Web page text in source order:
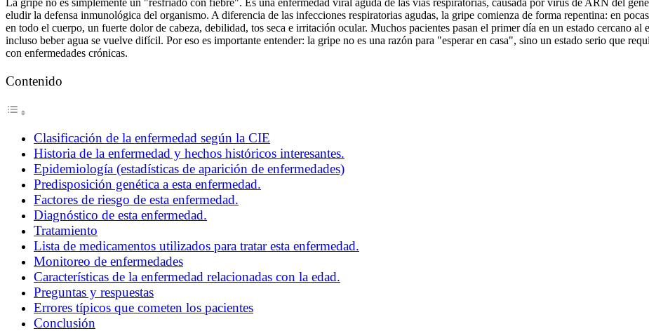
La gripe no es simplemente un "resfriado con fiebre". Es una enfermedad viral aguda de las vías respiratorias, causada por virus de ARN del
eludir la defensa inmunológica del organismo. A diferencia de las infecciones respiratorias agudas, la gripe comienza de forma repentina: en
en todo el cuerpo, un fuerte dolor de cabeza, debilidad, tos seca e irritación ocular. Muchos pacientes pasan el primer día en un estado cercano al
incluso beber agua se vuelve difícil. Por eso es importante entender: la gripe no es una razón para "esperar en casa", sino un estado serio que
con enfermedades crónicas.
Contenido
Clasificación de la enfermedad según la CIE
Historia de la enfermedad y hechos históricos interesantes.
Epidemiología (estadísticas de aparición de enfermedades)
Predisposición genética a esta enfermedad.
Factores de riesgo de esta enfermedad.
Diagnóstico de esta enfermedad.
Tratamiento
Lista de medicamentos utilizados para tratar esta enfermedad.
Monitoreo de enfermedades
Características de la enfermedad relacionadas con la edad.
Preguntas y respuestas
Errores típicos que cometen los pacientes
Conclusión